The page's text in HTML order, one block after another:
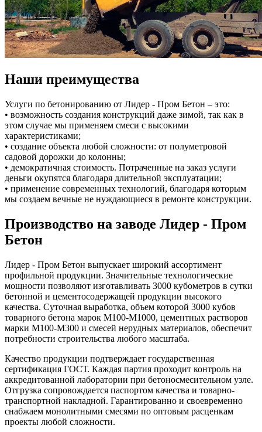
Наши преимущества
Услуги по бетонированию от Лидер - Пром Бетон – это:
• возможность создания конструкций даже зимой, так как в
этом случае мы применяем смеси с высокими
характеристиками;
• создание объекта любой сложности: от полуметровой
садовой дорожки до колонны;
• демократичная стоимость. Потраченные на заказ услуги
деньги окупятся благодаря длительной эксплуатации;
• применение современных технологий, благодаря которым
мы создаем вечные не нуждающиеся в ремонте конструкции.
Производство на заводе Лидер - Пром
Бетон
Лидер - Пром Бетон выпускает широкий ассортимент
профильной продукции. Значительные технологические
мощности позволяют изготавливать 3000 кубометров в сутки
бетонной и цементосодержащей продукции высокого
качества. Суточная выработка, объем которой 3000 кубов
товарного бетона марок М100-М1000, цементных растворов
марки М100-М300 и смесей нерудных материалов, обеспечит
потребности строительства любого масштаба.
Качество продукции подтверждает государственная
сертификация ГОСТ. Каждая партия проходит контроль на
аккредитованной лаборатории при бетоносмесительном узле.
Отгрузка сопровождается паспортом качества и товарно-
транспортной накладной. Гарантированно и своевременно
снабжаем монолитными смесями по оптовым расценкам
проекты любой сложности.